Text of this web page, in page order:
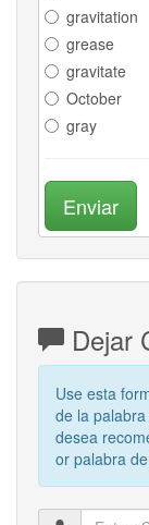
gravitation
grease
gravitate
October
gray
Enviar
Dejar
Use esta
de la
desea
or palabra